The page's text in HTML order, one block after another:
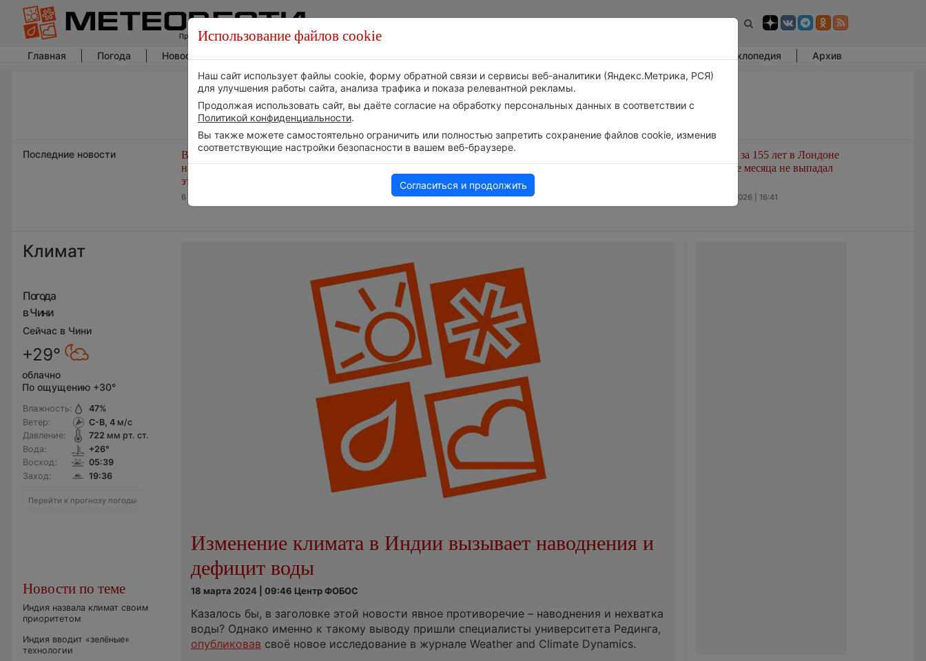
Главная Погода Новости погоды Энциклопедия Архив
Последние новости
В Центральной России
наступают самые жаркие дни
этого лета
6 августа 2026 | 06:30
Дневная температура воздуха в
ОАЭ превысила +51°
5 августа 2026 | 17:20
событий в нашем
Впервые за 155 лет в Лондоне
в течение месяца не выпадал
5 августа 2026 | 16:41
Климат
Погода
в Чини
Сейчас в Чини
+29°
облачно
По ощущению +30°
Влажность:
Ветер:
Давление:
Вода:
Восход:
Заход:
47%
С-В, 4м/с
722 мм рт. ст.
+26°
05:39
19:36
Перейти к прогнозу погоды
Новости по теме
Индия назвала климат своим
приоритетом
Индия вводит «зелёные»
технологии
Изменение климата в Индии вызывает наводнения и
дефицит воды
18 марта 2024 | 09:46 Центр ФОБОС
Казалось бы, в заголовке этой новости явное противоречие – наводнения и нехватка
воды? Однако именно к такому выводу пришли специалисты университета Рединга,
опубликовав своё новое исследование в журнале Weather and Climate Dynamics.
Использование файлов cookie
Наш сайт использует файлы cookie, форму обратной связи и сервисы веб-аналитики (Яндекс.Метрика, РСЯ)
для улучшения работы сайта, анализа трафика и показа релевантной рекламы.
Продолжая использовать сайт, вы даёте согласие на обработку персональных данных в соответствии с
Политикой конфиденциальности.
Вы также можете самостоятельно ограничить или полностью запретить сохранение файлов cookie, изменив
соответствующие настройки безопасности в вашем веб-браузере.
Согласиться и продолжить